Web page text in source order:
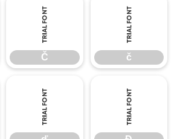
Č
Č
č
č
ď Đ